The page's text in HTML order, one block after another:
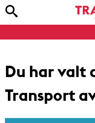
Du har valt
Transport